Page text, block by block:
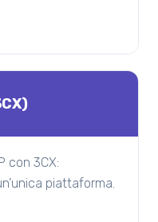
con 3CX:
piattaforma.